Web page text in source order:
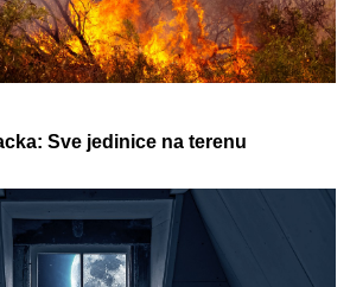
Sve jedinice na terenu